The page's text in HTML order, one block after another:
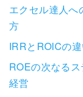
エクセル達人へ
方
IRRとROICの
ROEの次なる
経営